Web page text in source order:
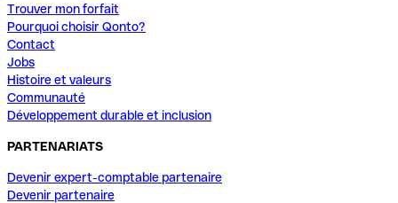
Trouver mon forfait
Pourquoi choisir Qonto?
Contact
Jobs
Histoire et valeurs
Communauté
Développement durable et inclusion
PARTENARIATS
Devenir expert-comptable partenaire
Devenir partenaire